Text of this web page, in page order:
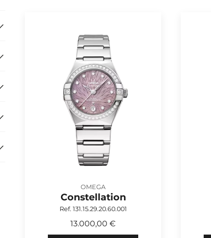
OMEGA
Constellation
Ref. 131.15.29.20.60.001
13.000,00 €